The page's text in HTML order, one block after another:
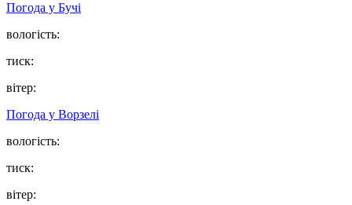
Погода у Бучі
вологість:
тиск:
вітер:
Погода у Ворзелі
вологість:
тиск:
вітер: